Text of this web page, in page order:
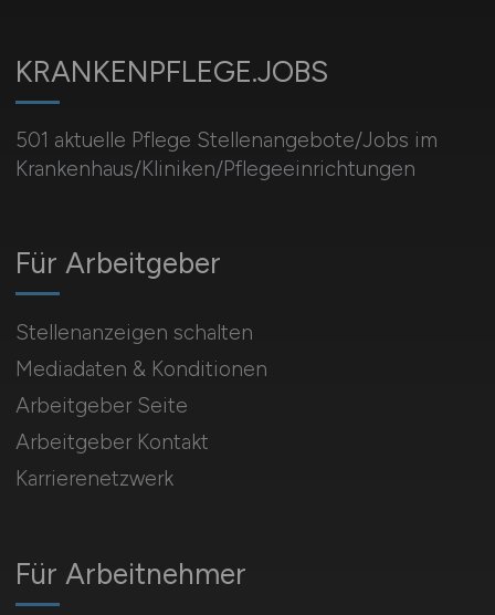
KRANKENPFLEGE.JOBS
501 aktuelle Pflege Stellenangebote/Jobs im
Krankenhaus/Kliniken/Pflegeeinrichtungen
Für Arbeitnehmer
Für Arbeitgeber
Stellenanzeigen schalten
Mediadaten & Konditionen
Arbeitgeber Seite
Arbeitgeber Kontakt
Karrierenetzwerk